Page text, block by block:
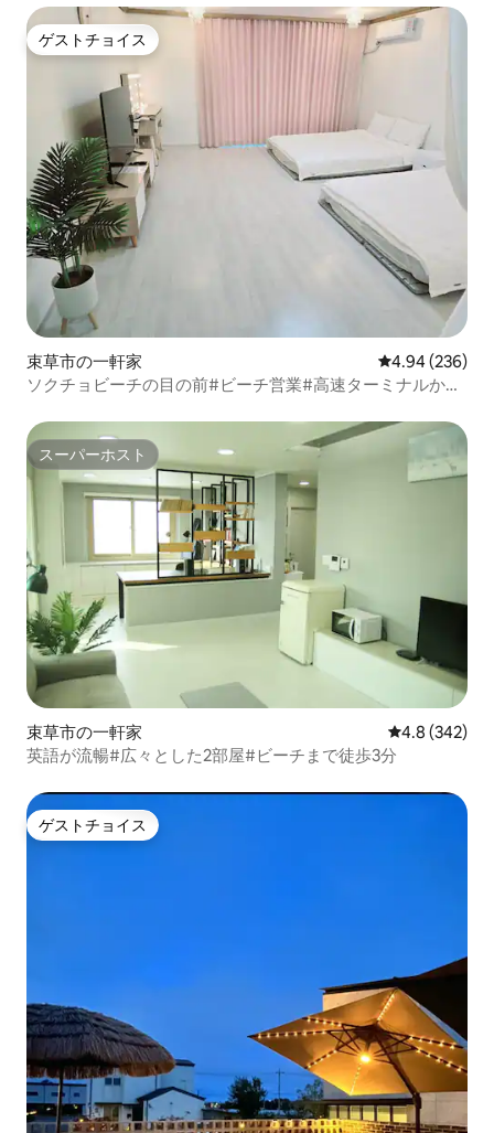
ゲストチョイス
ゲストチョイス
束草市の一軒家 レビュー236
4.94 (236)
ソクチョビーチの目の前#ビーチ営業#高速ターミナルから
スーパーホスト
スーパーホスト
束草市の一軒家 レビュー342
4.8 (342)
英語が流暢#広々とした2部屋#ビーチまで徒歩3分
ゲストチョイス
ゲストチョイス